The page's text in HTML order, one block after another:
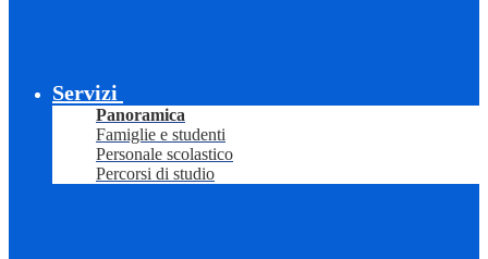
Servizi
Panoramica
Famiglie e studenti
Personale scolastico
Percorsi di studio